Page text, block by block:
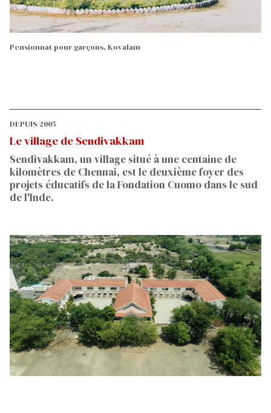
Pensionnat pour garçons, Kovalam
DEPUIS 2005
Le village de Sendivakkam
Sendivakkam, un village situé à une centaine de
kilomètres de Chennai, est le deuxième foyer des
projets éducatifs de la Fondation Cuomo dans le sud
de l'Inde.